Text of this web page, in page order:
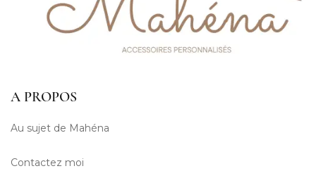
A PROPOS
Au sujet de Mahéna
Contactez moi